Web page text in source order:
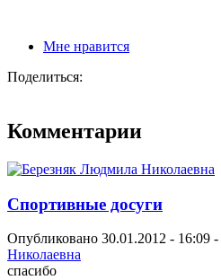
Мне нравится
Поделиться:
Комментарии
Спортивные досуги
Опубликовано 30.01.2012 - 16:09 -
Николаевна
спасибо